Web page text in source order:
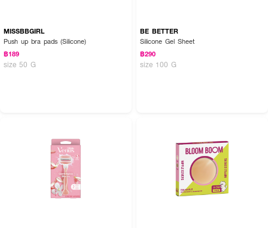
MISSBBGIRL
Push up bra pads (Silicone)
฿189
size 50 G
BE BETTER
Silicone Gel Sheet
฿290
size 100 G